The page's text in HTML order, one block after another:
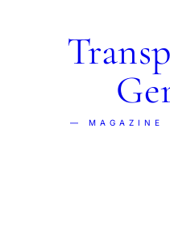
— MAGAZINE